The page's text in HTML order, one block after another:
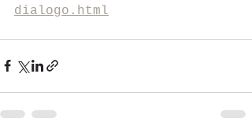
dialogo.html